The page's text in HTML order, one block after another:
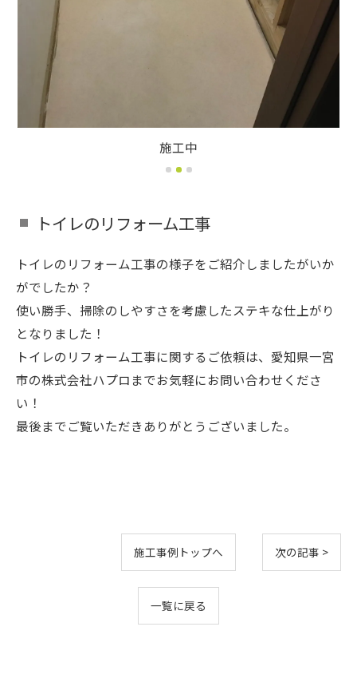
施工中
トイレのリフォーム工事
トイレのリフォーム工事の様子をご紹介しましたがいか
がでしたか？
使い勝手、掃除のしやすさを考慮したステキな仕上がり
となりました！
トイレのリフォーム工事に関するご依頼は、愛知県一宮
市の株式会社ハプロまでお気軽にお問い合わせくださ
い！
最後までご覧いただきありがとうございました。
施工事例トップへ 次の記事 >
一覧に戻る